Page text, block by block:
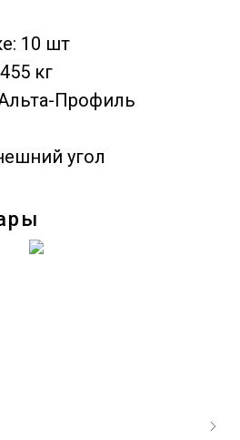
10 шт
кг
Профиль
угол